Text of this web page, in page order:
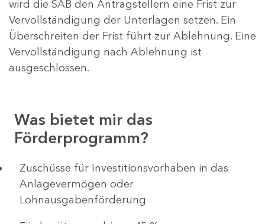
wird die SAB den Antragstellern eine Frist zur
Vervollständigung der Unterlagen setzen. Ein
Überschreiten der Frist führt zur Ablehnung. Eine
Vervollständigung nach Ablehnung ist
ausgeschlossen.
Was bietet mir das
Förderprogramm?
​​​​​​Zuschüsse für Investitionsvorhaben in das
Anlagevermögen oder
Lohnausgabenförderung